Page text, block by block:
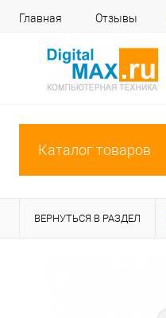
Главная Отзывы
Каталог товаров
ВЕРНУТЬСЯ В РАЗДЕЛ